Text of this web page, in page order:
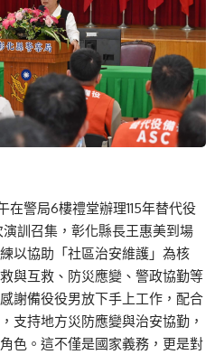
在警局6樓禮堂辦理115年替代役
訓召集，彰化縣長王惠美到場
以協助「社區治安維護」為核
與互救、防災應變、警政協勤等
謝備役役男放下手上工作，配合
支持地方災防應變與治安協勤，
色。這不僅是國家義務，更是對